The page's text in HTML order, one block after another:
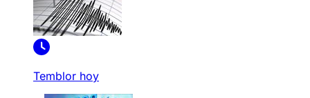
Temblor hoy